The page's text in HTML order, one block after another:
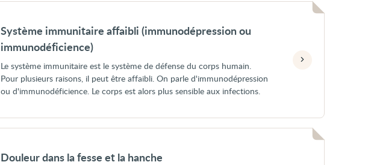
Système immunitaire affaibli (immunodépression ou
immunodéficience)
Le système immunitaire est le système de défense du corps humain.
Pour plusieurs raisons, il peut être affaibli. On parle d'immunodépression
ou d'immunodéficience. Le corps est alors plus sensible aux infections.
Douleur dans la fesse et la hanche